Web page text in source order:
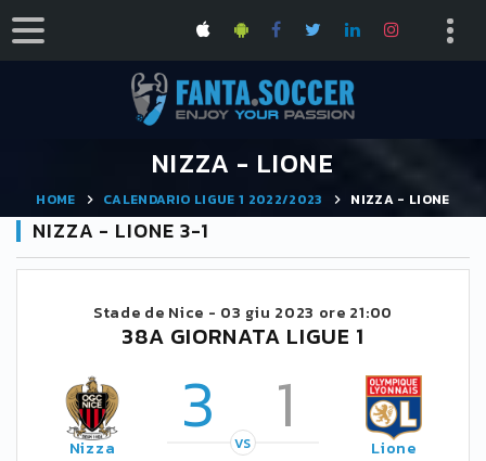
NIZZA - LIONE
HOME CALENDARIO LIGUE 1 2022/2023 NIZZA - LIONE
NIZZA - LIONE 3-1
Stade de Nice - 03 giu 2023 ore 21:00
38A GIORNATA LIGUE 1
Nizza 3 1
VS Lione